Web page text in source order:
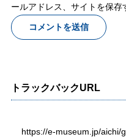
ールアドレス、サイトを保存
トラックバックURL
https://e-museum.jp/aichi/